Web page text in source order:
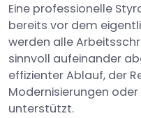
Eine professionelle
bereits vor dem
werden alle
sinnvoll aufeinander
effizienter Ablauf, der
Modernisierungen
unterstützt.